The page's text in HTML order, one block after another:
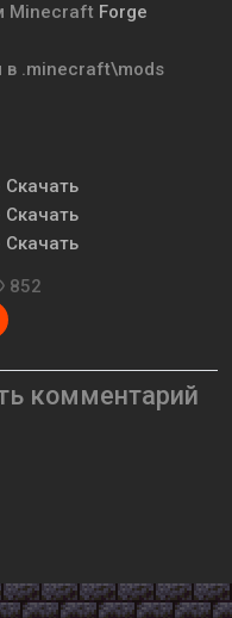
Minecraft Forge
в .minecraft\mods
Скачать
Скачать
Скачать
852
комментарий